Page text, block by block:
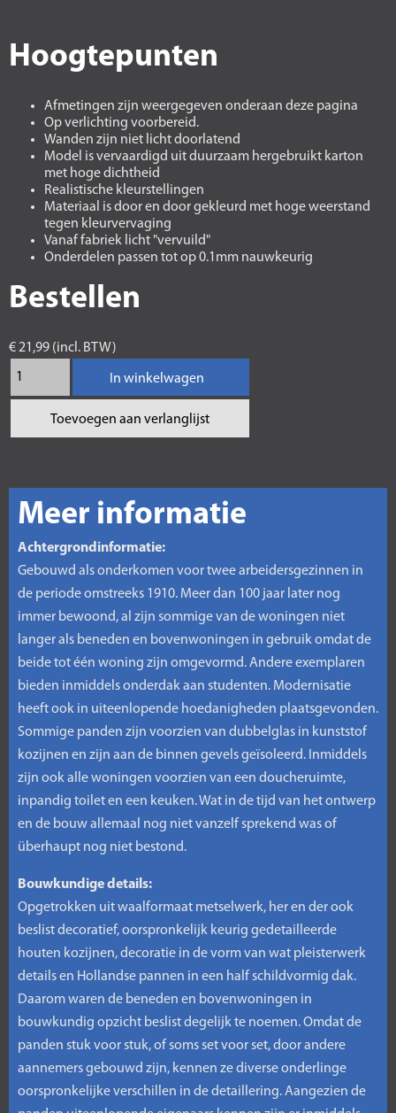
Hoogtepunten
Afmetingen zijn weergegeven onderaan deze pagina
Op verlichting voorbereid.
Wanden zijn niet licht doorlatend
Model is vervaardigd uit duurzaam hergebruikt karton
met hoge dichtheid
Realistische kleurstellingen
Materiaal is door en door gekleurd met hoge weerstand
tegen kleurvervaging
Vanaf fabriek licht "vervuild"
Onderdelen passen tot op 0.1mm nauwkeurig
Bestellen
€ 21,99 (incl. BTW)
In winkelwagen
Toevoegen aan verlanglijst
Meer informatie
Achtergrondinformatie:
Gebouwd als onderkomen voor twee arbeidersgezinnen in
de periode omstreeks 1910. Meer dan 100 jaar later nog
immer bewoond, al zijn sommige van de woningen niet
langer als beneden en bovenwoningen in gebruik omdat de
beide tot één woning zijn omgevormd. Andere exemplaren
bieden inmiddels onderdak aan studenten. Modernisatie
heeft ook in uiteenlopende hoedanigheden plaatsgevonden.
Sommige panden zijn voorzien van dubbelglas in kunststof
kozijnen en zijn aan de binnen gevels geïsoleerd. Inmiddels
zijn ook alle woningen voorzien van een doucheruimte,
inpandig toilet en een keuken. Wat in de tijd van het ontwerp
en de bouw allemaal nog niet vanzelf sprekend was of
überhaupt nog niet bestond.
Bouwkundige details:
Opgetrokken uit waalformaat metselwerk, her en der ook
beslist decoratief, oorspronkelijk keurig gedetailleerde
houten kozijnen, decoratie in de vorm van wat pleisterwerk
details en Hollandse pannen in een half schildvormig dak.
Daarom waren de beneden en bovenwoningen in
bouwkundig opzicht beslist degelijk te noemen. Omdat de
panden stuk voor stuk, of soms set voor set, door andere
aannemers gebouwd zijn, kennen ze diverse onderlinge
oorspronkelijke verschillen in de detaillering. Aangezien de